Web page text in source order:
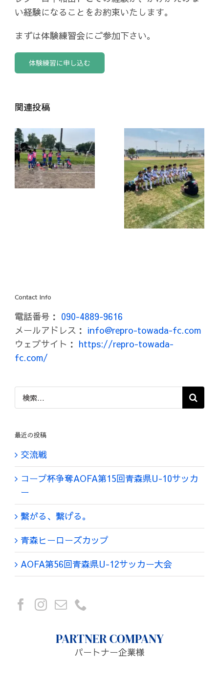
い経験になることをお約束いたします。
まずは体験練習会にご参加下さい。
体験練習に申し込む
関連投稿
Contact Info
電話番号： 090-4889-9616
メールアドレス： info@repro-towada-fc.com
ウェブサイト： https://repro-towada-
fc.com/
検
索
最近の投稿
交流戦
コープ杯争奪AOFA第15回青森県U-10サッカ
ー
繋がる、繋げる。
青森ヒーローズカップ
AOFA第56回青森県U-12サッカー大会
PARTNER COMPANY
パートナー企業様